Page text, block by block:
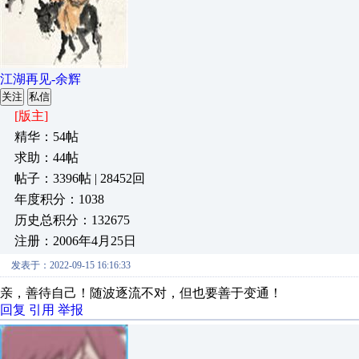
江湖再见-余辉
关注 私信
[版主]
精华：54帖
求助：44帖
帖子：3396帖 | 28452回
年度积分：1038
历史总积分：132675
注册：2006年4月25日
发表于：2022-09-15 16:16:33
亲，善待自己！随波逐流不对，但也要善于变通！
回复 引用 举报